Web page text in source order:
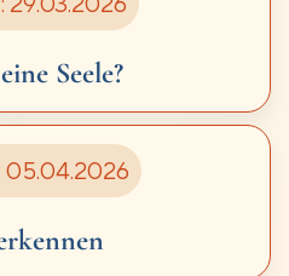
Seele?
05.04.2026